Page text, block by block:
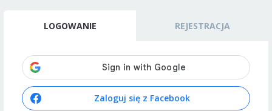
LOGOWANIE REJESTRACJA
Zaloguj się z Facebook